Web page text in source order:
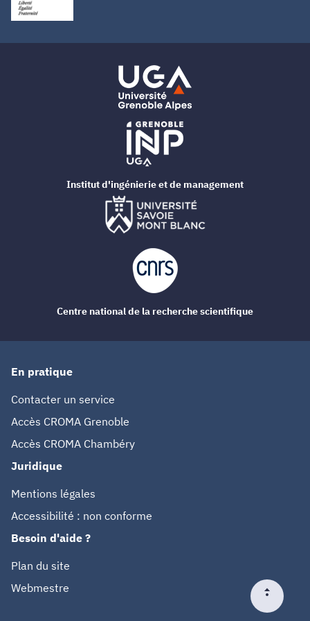
En pratique
Contacter un service
Accès CROMA Grenoble
Accès CROMA Chambéry
Juridique
Mentions légales
Accessibilité : non conforme
Besoin d'aide ?
Plan du site
Webmestre
Institut d'ingénierie et de management
Centre national de la recherche scientifique